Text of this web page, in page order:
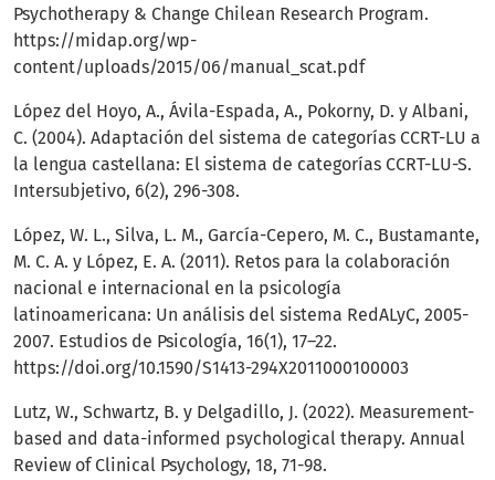
Psychotherapy & Change Chilean Research Program.
https://midap.org/wp-
content/uploads/2015/06/manual_scat.pdf
López del Hoyo, A., Ávila-Espada, A., Pokorny, D. y Albani,
C. (2004). Adaptación del sistema de categorías CCRT-LU a
la lengua castellana: El sistema de categorías CCRT-LU-S.
Intersubjetivo, 6(2), 296-308.
López, W. L., Silva, L. M., García-Cepero, M. C., Bustamante,
M. C. A. y López, E. A. (2011). Retos para la colaboración
nacional e internacional en la psicología
latinoamericana: Un análisis del sistema RedALyC, 2005-
2007. Estudios de Psicología, 16(1), 17–22.
https://doi.org/10.1590/S1413-294X2011000100003
Lutz, W., Schwartz, B. y Delgadillo, J. (2022). Measurement-
based and data-informed psychological therapy. Annual
Review of Clinical Psychology, 18, 71-98.